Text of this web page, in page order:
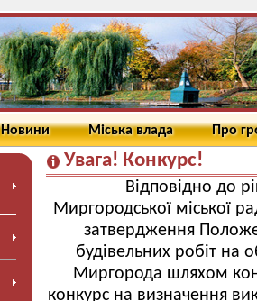
Новини Міська влада Про
Увага! Конкурс!
Відповідно до
Миргородської міської
затвердження
будівельних робіт на
Миргорода шляхом
конкурс на визначення